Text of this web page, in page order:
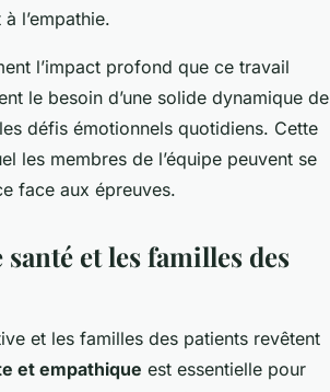
l’empathie.
l’impact profond que ce travail
le besoin d’une solide dynamique de
défis émotionnels quotidiens. Cette
les membres de l’équipe peuvent se
face aux épreuves.
et les familles des
et les familles des patients revêtent
et empathique est essentielle pour